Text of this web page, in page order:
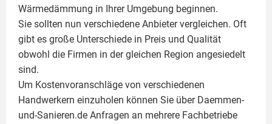
Wärmedämmung in Ihrer Umgebung beginnen.
Sie sollten nun verschiedene Anbieter vergleichen. Oft
gibt es große Unterschiede in Preis und Qualität
obwohl die Firmen in der gleichen Region angesiedelt
sind.
Um Kostenvoranschläge von verschiedenen
Handwerkern einzuholen können Sie über Daemmen-
und-Sanieren.de Anfragen an mehrere Fachbetriebe